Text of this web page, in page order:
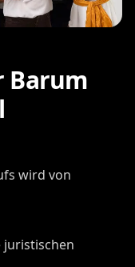
Barum
wird von